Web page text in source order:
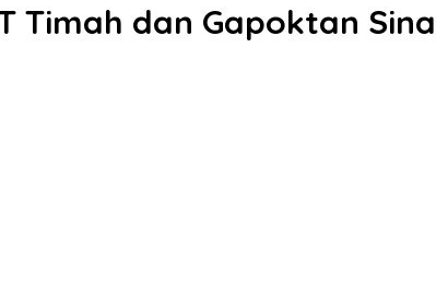
Timah dan Gapoktan